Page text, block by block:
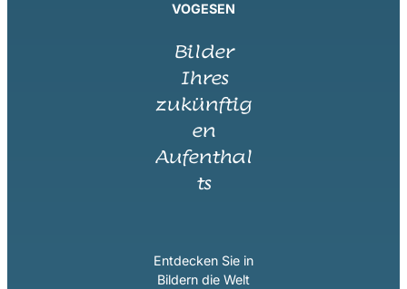
VOGESEN
Bilder
Ihres
zukünftig
en
Aufenthal
ts
Entdecken Sie in
Bildern die Welt